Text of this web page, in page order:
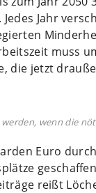
Jahr
muss
die jetzt
wenn die
Euro
reißt